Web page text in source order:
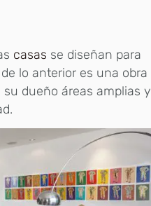
casas se diseñan para
lo anterior es una obra
su dueño áreas amplias y